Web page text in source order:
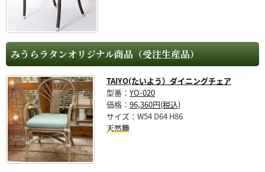
みうらラタンオリジナル商品（受注生産品）
TAIYO(たいよう）ダイニングチェア
型番： YO-020
価格： 96,360円(税込)
サイズ：W54 D64 H86
天然籐